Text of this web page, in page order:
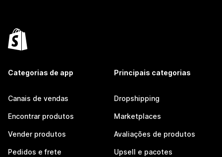
Categorias de app
Canais de vendas
Encontrar produtos
Vender produtos
Pedidos e frete
Principais categorias
Dropshipping
Marketplaces
Avaliações de produtos
Upsell e pacotes